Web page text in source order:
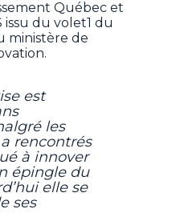
Québec et
du volet1 du
ministère de
est
les
rencontrés
à innover
épingle du
elle se
ses